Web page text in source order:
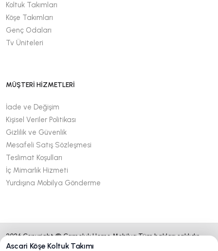
Ascari Köşe Koltuk Takımı
Koltuk Takımları
Köşe Takımları
Genç Odaları
Tv Üniteleri
MÜŞTERİ HİZMETLERİ
İade ve Değişim
Kişisel Veriler Politikası
Gizlilik ve Güvenlik
Mesafeli Satış Sözleşmesi
Teslimat Koşulları
İç Mimarlık Hizmeti
Yurdışına Mobilya Gönderme
2026 Copyright © Çamoluk Home Mobilya Tüm hakları saklıdır.